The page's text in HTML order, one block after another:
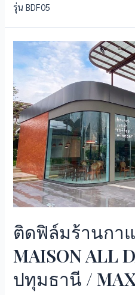
รุ่น BDF05
ติดฟิล์มร้านกา
MAISON ALL
ปทุมธานี /